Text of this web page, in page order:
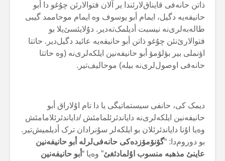
ذاتن حانەفی قایناق‌لارئندا یر آلان فتوالارئن چۇغو دا أبو
حانیفەیە دگیل، ایمام أبو یوسوف وە ایمام موحاممد گیبی
طالەبەلری‌نە نیسبت أدیلمک‌تەدیر. دۇلایئسئ‌یلا بو
فتوالارئ‌نئن چۇغو ذاتن أبو حانیفەیە عائید دگیل‌دیر. حاتتا
اؤنملی بیر بؤلۆمۆ أبو حانیفەنین ایلکەلری‌نە (وە حاتتا
حانەفی اوصول‌لری‌نە بیلە) موحالیف‌تیر.
دیمک کی، حانفی سیستماتیگی یا دا تام اۇلاراق أبو
حانیفەنین ایلکەلری‌نە دایاندئرئلمامئش /دایاندئرئلامامئش
وەیا اۇنا دایاندئرئلان بو ایلکەلر سۇنرادان ترک أدیلمیش‌تیر.
بو دوروم‌دا: “گۆنۆمۆزدەکی حانەفی‌لرلە أبو حانیفەنین
عاینئ مذهبە منسوب اۇلمادئغئ” وەیا “ أبو حانیفەنین